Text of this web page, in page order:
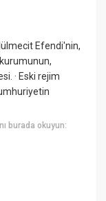
Efendi'nin,
· Eski rejim
burada okuyun: